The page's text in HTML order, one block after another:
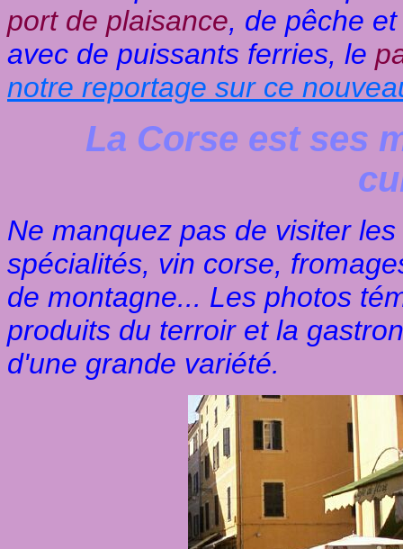
port de plaisance, de pêche
avec de puissants ferries, le
notre reportage sur ce
La Corse est ses
Ne manquez pas de visiter
spécialités, vin corse,
de montagne... Les photos
produits du terroir et la
d'une grande variété.